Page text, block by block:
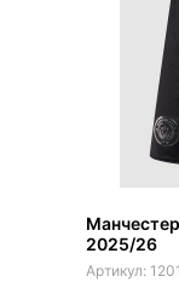
2025/26